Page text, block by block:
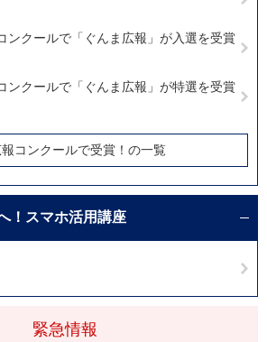
緊急情報
ンクールで「ぐんま広報」が入選を受賞
ンクールで「ぐんま広報」が特選を受賞
コンクールで受賞！の一覧
！スマホ活用講座